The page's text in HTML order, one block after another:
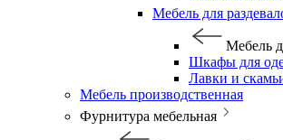
Мебель для
Мебель
Шкафы для
Лавки и
Мебель производственная
Фурнитура мебельная